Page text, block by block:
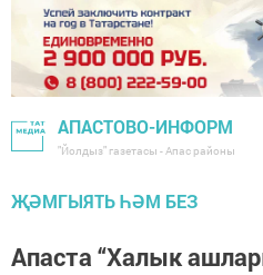
АПАСТОВО-ИНФОРМ
"Йолдыз" газетасы - Апас районы
ҖӘМГЫЯТЬ ҺӘМ БЕЗ
Апаста “Халык